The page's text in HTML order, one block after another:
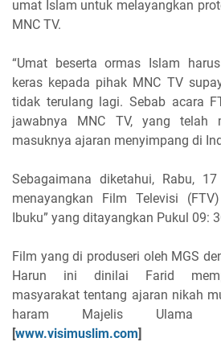
umat Islam untuk melayangkan
MNC TV.
“Umat beserta ormas Islam
keras kepada pihak MNC TV
tidak terulang lagi. Sebab acara
jawabnya MNC TV, yang telah
masuknya ajaran menyimpang di
Sebagaimana diketahui, Rabu,
menayangkan Film Televisi
Ibuku” yang ditayangkan Pukul 09:
Film yang di produseri oleh MGS
Harun ini dinilai Farid
masyarakat tentang ajaran nikah
haram Majelis Ulama
[www.visimuslim.com]